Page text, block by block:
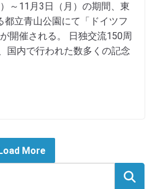
～11月3日（月）の期間、東
都立青山公園にて「ドイツフ
開催される。 日独交流150周
国内で行われた数多くの記念
Load More